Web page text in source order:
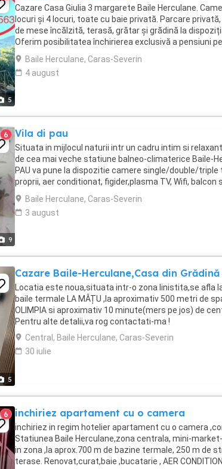
5
Cazare Casa Giulia 3 margarete Baile Herculane.
locuri și 4 locuri, toate cu baie privată. Parcare
de mese încălzită, terasă, grătar și grădină la
Oferim posibilitatea închirierea exclusivă a pensiuni
revelion. ...
Baile Herculane, Caras-Severin
4 august
9
6 Vila di pau
Situata in mijlocul naturii intr un cadru intim si
de cea mai veche statiune balneo-climaterice Baile-
PAU va pune la dispozitie camere single/double/triple
proprii, aer conditionat, figider,plasma TV, Wifi, balcon
masa chiar pe terasa ...
Baile Herculane, Caras-Severin
3 august
5
Cazare Baile-Herculane,Casa din Grădină
Locatia este noua,situata intr-o zona linistita,se afla
baile termale LA MÂȚU ,la aproximativ 500 metri de
OLIMPIA si aproximativ 10 minute(mers pe jos) de
Pentru alte detalii,va rog contactati-ma !
Central, Baile Herculane, Caras-Severin
30 iulie
6 inchiriez apartament cu o camera
inchiriez in regim hotelier apartament cu o camera
Statiunea Baile Herculane,zona centrala, mini-
in zona ,la aprox.700 m de bazine termale, 250 m de
terase. Renovat,curat,baie ,bucatarie , AER